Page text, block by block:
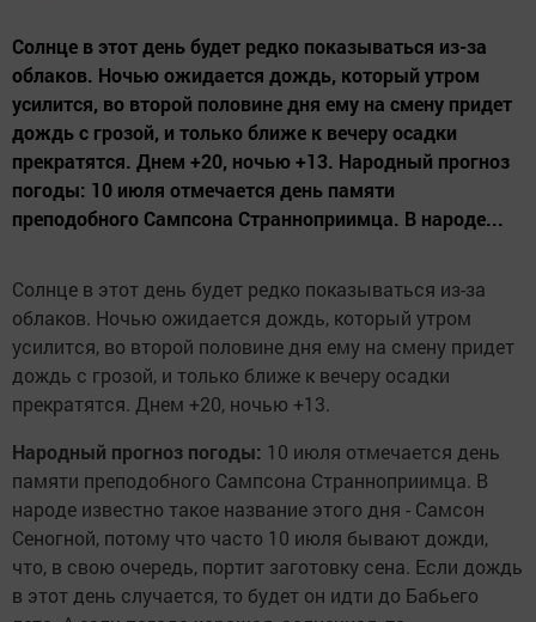
Солнце в этот день будет редко показываться из-за
облаков. Ночью ожидается дождь, который утром
усилится, во второй половине дня ему на смену придет
дождь c грозой, и только ближе к вечеру осадки
прекратятся. Днем +20, ночью +13. Народный прогноз
погоды: 10 июля отмечается день памяти
преподобного Сампсона Странноприимца. В народе...
Солнце в этот день будет редко показываться из-за
облаков. Ночью ожидается дождь, который утром
усилится, во второй половине дня ему на смену придет
дождь c грозой, и только ближе к вечеру осадки
прекратятся. Днем +20, ночью +13.
Народный прогноз погоды: 10 июля отмечается день
памяти преподобного Сампсона Странноприимца. В
народе известно такое название этого дня - Самсон
Сеногной, потому что часто 10 июля бывают дожди,
что, в свою очередь, портит заготовку сена. Если дождь
в этот день случается, то будет он идти до Бабьего